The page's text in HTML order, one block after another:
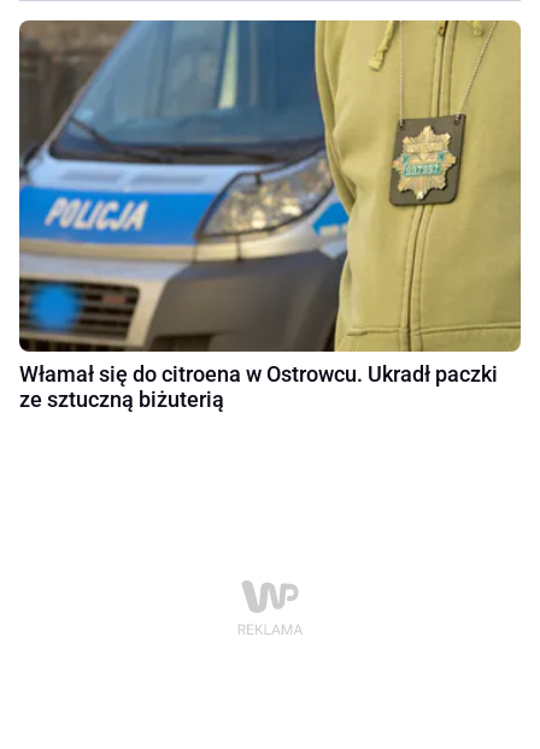
Włamał się do citroena w Ostrowcu. Ukradł paczki
ze sztuczną biżuterią